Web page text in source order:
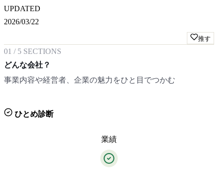
UPDATED
2026/03/22
推す
01 / 5 SECTIONS
どんな会社？
事業内容や経営者、企業の魅力をひと目でつかむ
ひとめ診断
業績